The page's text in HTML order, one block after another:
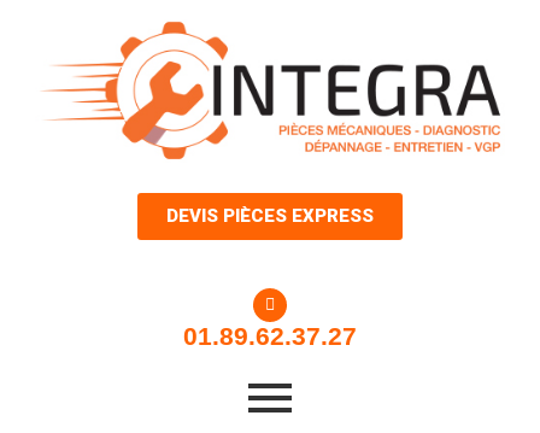
contenu
DEVIS PIÈCES EXPRESS
01.89.62.37.27